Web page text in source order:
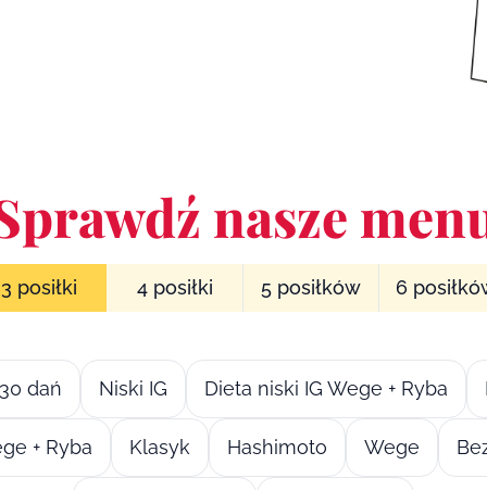
nasze
3 posiłki 4 posiłki 5 posiłków 6
dań Niski IG Dieta niski IG Wege + Ryba
+ Ryba Klasyk Hashimoto Wege